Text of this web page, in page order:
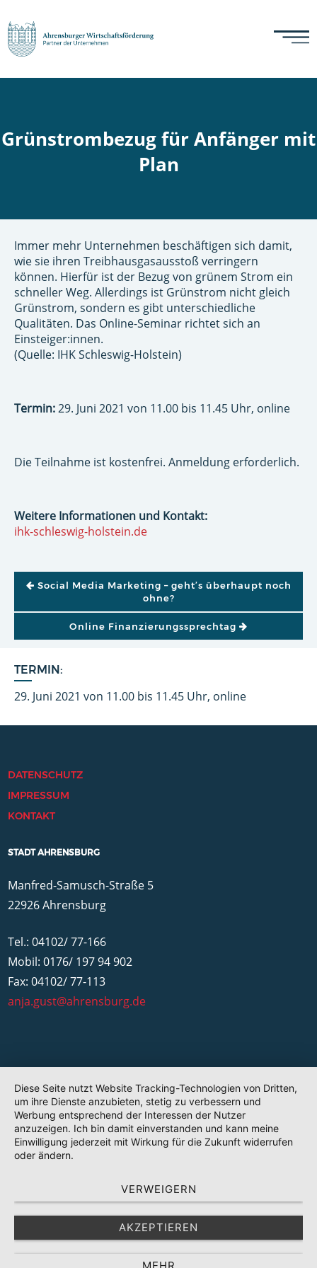
Grünstrombezug für Anfänger mit
Plan
TERMIN:
29. Juni 2021 von 11.00 bis 11.45 Uhr, online
Immer mehr Unternehmen beschäftigen sich damit,
wie sie ihren Treibhausgasausstoß verringern
können. Hierfür ist der Bezug von grünem Strom ein
schneller Weg. Allerdings ist Grünstrom nicht gleich
Grünstrom, sondern es gibt unterschiedliche
Qualitäten. Das Online-Seminar richtet sich an
Einsteiger:innen.
(Quelle: IHK Schleswig-Holstein)
Termin:29. Juni 2021 von 11.00 bis 11.45 Uhr, online
Die Teilnahme ist kostenfrei. Anmeldung erforderlich.
Weitere Informationen und Kontakt:
ihk-schleswig-holstein.de
BEITRAGSNAVIGATION
Social Media Marketing – geht’s überhaupt noch
ohne?
Online Finanzierungssprechtag
DATENSCHUTZ
IMPRESSUM
KONTAKT
STADT AHRENSBURG
Manfred-Samusch-Straße 5
22926 Ahrensburg
Tel.: 04102/ 77-166
Mobil: 0176/ 197 94 902
Fax: 04102/ 77-113
anja.gust@ahrensburg.de
Diese Seite nutzt Website Tracking-Technologien von Dritten,
um ihre Dienste anzubieten, stetig zu verbessern und
Werbung entsprechend der Interessen der Nutzer
anzuzeigen. Ich bin damit einverstanden und kann meine
Einwilligung jederzeit mit Wirkung für die Zukunft widerrufen
oder ändern.
VERWEIGERN
AKZEPTIEREN